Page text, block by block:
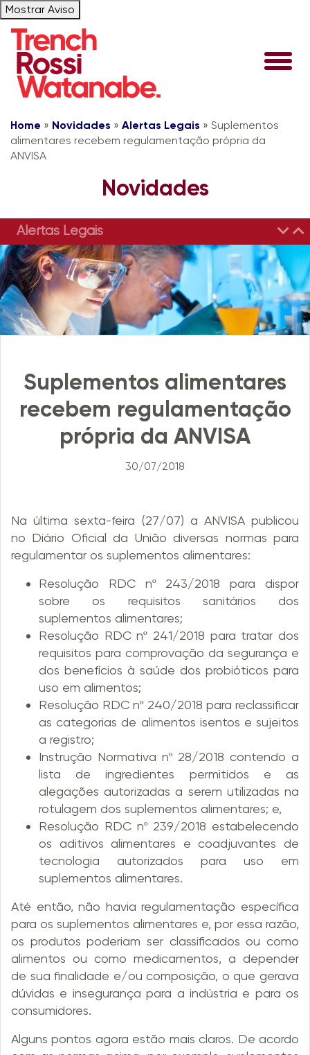
Mostrar Aviso
Home » Novidades » Alertas Legais » Suplementos
alimentares recebem regulamentação própria da
ANVISA
Novidades
Alertas Legais
Suplementos alimentares
recebem regulamentação
própria da ANVISA
30/07/2018
Na última sexta-feira (27/07) a ANVISA publicou
no Diário Oficial da União diversas normas para
regulamentar os suplementos alimentares:
Resolução RDC nº 243/2018 para dispor
sobre os requisitos sanitários dos
suplementos alimentares;
Resolução RDC nº 241/2018 para tratar dos
requisitos para comprovação da segurança e
dos benefícios à saúde dos probióticos para
uso em alimentos;
Resolução RDC nº 240/2018 para reclassificar
as categorias de alimentos isentos e sujeitos
a registro;
Instrução Normativa nº 28/2018 contendo a
lista de ingredientes permitidos e as
alegações autorizadas a serem utilizadas na
rotulagem dos suplementos alimentares; e,
Resolução RDC nº 239/2018 estabelecendo
os aditivos alimentares e coadjuvantes de
tecnologia autorizados para uso em
suplementos alimentares.
Até então, não havia regulamentação específica
para os suplementos alimentares e, por essa razão,
os produtos poderiam ser classificados ou como
alimentos ou como medicamentos, a depender
de sua finalidade e/ou composição, o que gerava
dúvidas e insegurança para a indústria e para os
consumidores.
Alguns pontos agora estão mais claros. De acordo